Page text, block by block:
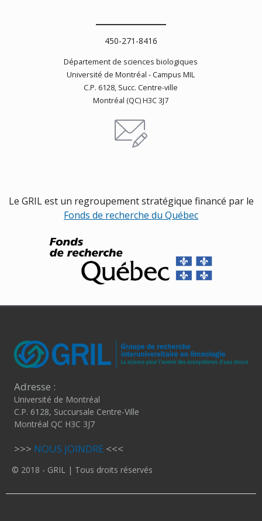
450-271-8416
Département de sciences biologiques
Université de Montréal -Campus MIL
C.P. 6128, Succ. Centre-ville
Montréal (QC) H3C 3J7
Le GRIL est un regroupement stratégique financé par le
Fonds de recherche du Québec
Adresse :
Université de Montréal
C.P. 6128, Succursale Centre-Ville
Montréal QC H3C 3J7
>>> NOUS JOINDRE <<<
© 2018 - GRIL | Tous droits réservés